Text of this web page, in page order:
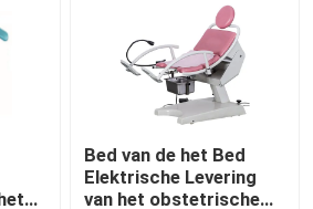
Bed van de het Bed
Elektrische Levering
van het obstetrische